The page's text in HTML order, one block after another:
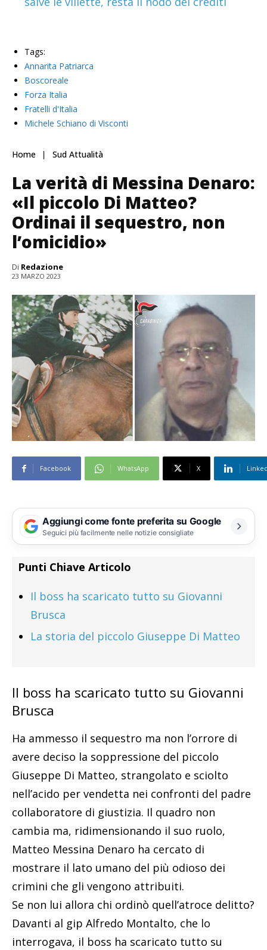
Tags:
Annarita Patriarca
Boscoreale
Forza Italia
Fratelli d'Italia
Michele Schiano di Visconti
Home Sud Attualità
La verità di Messina Denaro:
«Il piccolo Di Matteo?
Ordinai il sequestro, non
l’omicidio»
Di Redazione
23 MARZO 2023
Facebook WhatsApp X
Aggiungi come fonte preferita su Google
Seguici più facilmente nelle notizie consigliate
Punti Chiave Articolo
Il boss ha scaricato tutto su Giovanni
Brusca
La storia del piccolo Giuseppe Di Matteo
Il boss ha scaricato tutto su Giovanni
Brusca
Ha ammesso il sequestro ma non l’orrore di
avere deciso la soppressione del piccolo
Giuseppe Di Matteo, strangolato e sciolto
nell’acido per vendetta nei confronti del padre
collaboratore di giustizia. Il quadro non
cambia ma, ridimensionando il suo ruolo,
Matteo Messina Denaro ha cercato di
mostrare il lato umano del più odioso dei
crimini che gli vengono attribuiti.
Se non lui allora chi ordinò quell’atroce delitto?
Davanti al gip Alfredo Montalto, che lo
interrogava, il boss ha scaricato tutto su